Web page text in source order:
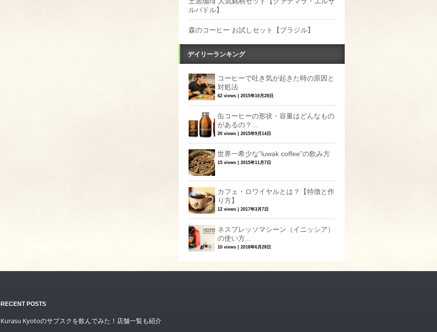
ルバドル】
森のコーヒー お試しセット【ブラジル】
デイリーランキング
コーヒーで吐き気が起きた時の原因と
対処法
62 views 2015年10月28日
缶コーヒーの形状・容量はどんなもの
があるの？...
20 views 2015年9月14日
世界一希少な”luwak coffee”の飲み方
15 views 2015年11月7日
カフェ・ロワイヤルとは？【特徴と作
り方】
12 views 2017年3月7日
ネスプレッソマシーン（イニッシア）
の使い方...
10 views 2018年6月28日
RECENT POSTS
Kurasu Kyotoのサブスクを飲んでみた！店舗一覧も紹介